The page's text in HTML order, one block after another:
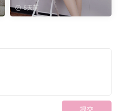
花点缀空间氛围。小清...
5天前